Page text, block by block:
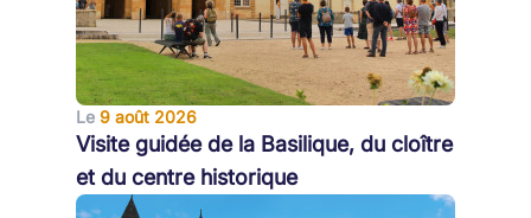
Le 9 août 2026
Visite guidée de la Basilique, du cloître
et du centre historique